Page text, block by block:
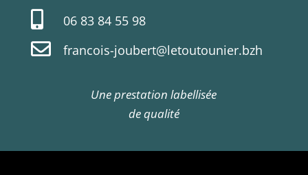
 06 83 84 55 98
 francois-joubert@letoutounier.bzh
Une prestation labellisée
de qualité